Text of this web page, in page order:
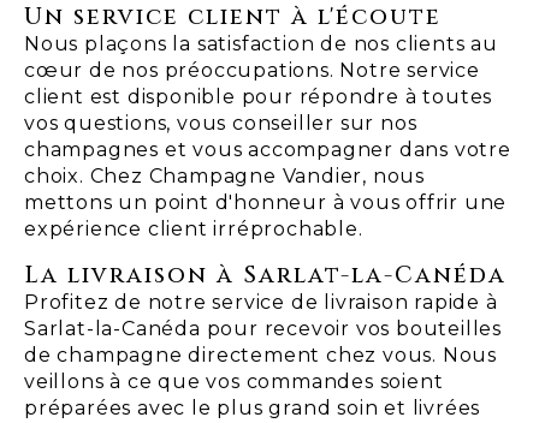
Un service client à l'écoute
Nous plaçons la satisfaction de nos clients au
cœur de nos préoccupations. Notre service
client est disponible pour répondre à toutes
vos questions, vous conseiller sur nos
champagnes et vous accompagner dans votre
choix. Chez Champagne Vandier, nous
mettons un point d'honneur à vous offrir une
expérience client irréprochable.
La livraison à Sarlat-la-Canéda
Profitez de notre service de livraison rapide à
Sarlat-la-Canéda pour recevoir vos bouteilles
de champagne directement chez vous. Nous
veillons à ce que vos commandes soient
préparées avec le plus grand soin et livrées